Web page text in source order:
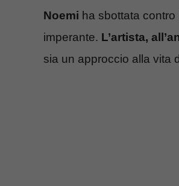
Noemi ha sbottata
imperante. L’artista,
sia un approccio alla vita